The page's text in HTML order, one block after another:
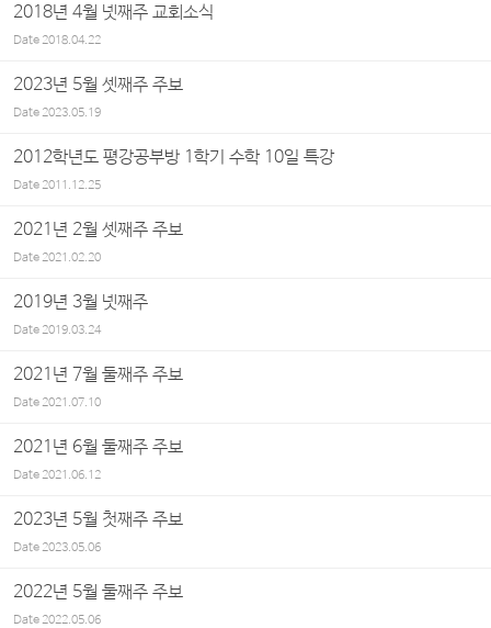
2018년 4월 넷째주 교회소식
Date2018.04.22
2023년 5월 셋째주 주보
Date2023.05.19
2012학년도 평강공부방 1학기 수학 10일 특강
Date2011.12.25
2021년 2월 셋째주 주보
Date2021.02.20
2019년 3월 넷째주
Date2019.03.24
2021년 7월 둘째주 주보
Date2021.07.10
2021년 6월 둘째주 주보
Date2021.06.12
2023년 5월 첫째주 주보
Date2023.05.06
2022년 5월 둘째주 주보
Date2022.05.06